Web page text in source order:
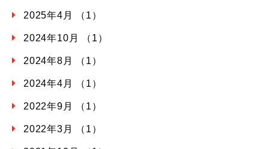
2025年4月 （1）
2024年10月 （1）
2024年8月 （1）
2024年4月 （1）
2022年9月 （1）
2022年3月 （1）